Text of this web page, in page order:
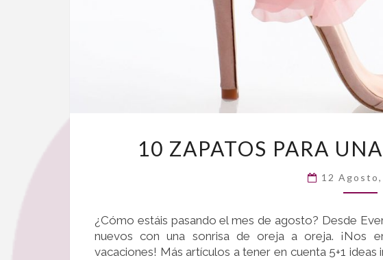
DE
10 ZAPATOS PARA
12 Agosto,
¿Cómo estáis pasando el mes de agosto? Desde
nuevos con una sonrisa de oreja a oreja. ¡Nos
vacaciones! Más artículos a tener en cuenta 5+1